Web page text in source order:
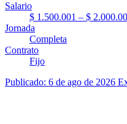
Salario
$ 1.500.001 – $
Jornada
Completa
Contrato
Fijo
Publicado: 6 de ago de 2026